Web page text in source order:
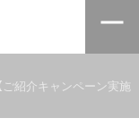
ご紹介キャンペーン実施